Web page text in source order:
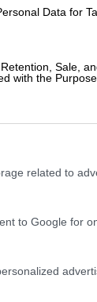
Data for
Sale,
with the
related to
to Google for
αυξημένες
μέχρι